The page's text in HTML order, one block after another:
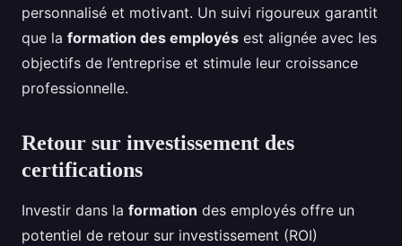
personnalisé et motivant. Un suivi rigoureux garantit
que la formation des employés est alignée avec les
objectifs de l’entreprise et stimule leur croissance
professionnelle.
Retour sur investissement des
certifications
Investir dans la formation des employés offre un
potentiel de retour sur investissement (ROI)